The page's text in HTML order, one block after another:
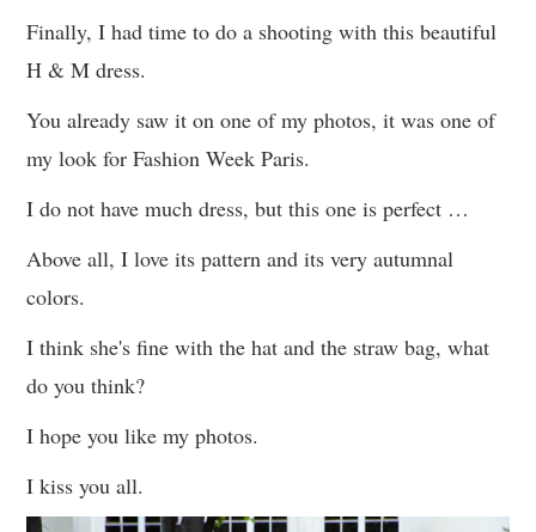
Finally, I had time to do a shooting with this beautiful
H & M dress.
You already saw it on one of my photos, it was one of
my look for Fashion Week Paris.
I do not have much dress, but this one is perfect …
Above all, I love its pattern and its very autumnal
colors.
I think she's fine with the hat and the straw bag, what
do you think?
I hope you like my photos.
I kiss you all.